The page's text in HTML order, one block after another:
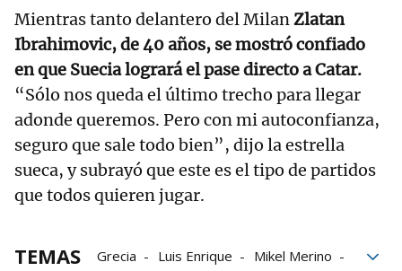
Mientras tanto delantero del MilanZlatan
Ibrahimovic, de 40 años, se mostró confiado
en que Suecia logrará el pase directo a Catar.
“Sólo nos queda el último trecho para llegar
adonde queremos. Pero con mi autoconfianza,
seguro que sale todo bien”, dijo la estrella
sueca, y subrayó que este es el tipo de partidos
que todos quieren jugar.
TEMAS Grecia Luis Enrique
Mikel Merino